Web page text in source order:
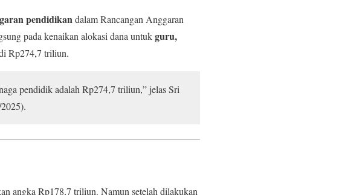
pendidikandalam Rancangan Anggaran
pada kenaikan alokasi dana untukguru,
Rp274,7 triliun.
pendidik adalah Rp274,7 triliun,” jelas Sri
angka Rp178,7 triliun. Namun setelah dilakukan